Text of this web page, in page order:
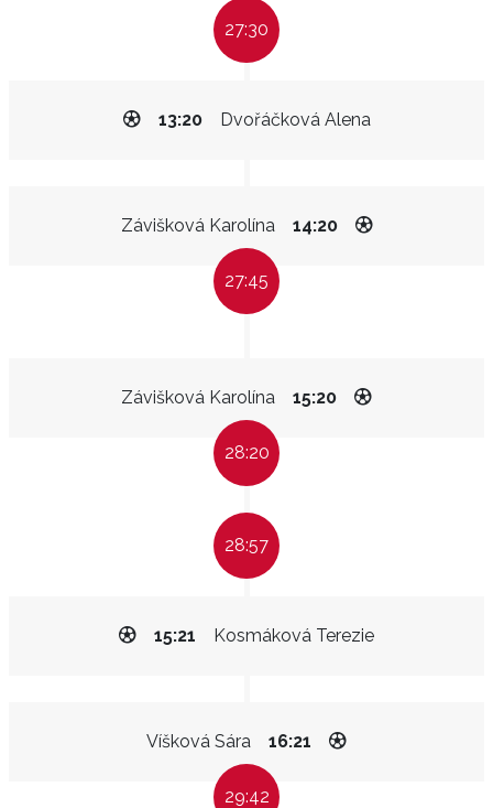
27:30
Dvořáčková Alena
13:20
Závišková Karolína 14:20
27:45
Závišková Karolína 15:20
28:20
28:57
Kosmáková Terezie
15:21
Víšková Sára 16:21
29:42